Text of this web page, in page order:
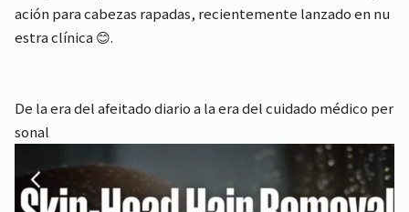
ación para cabezas rapadas, recientemente lanzado en nu
estra clínica 😊.
De la era del afeitado diario a la era del cuidado médico per
sonal